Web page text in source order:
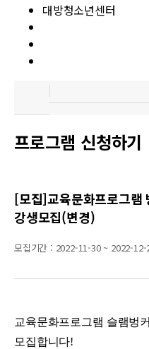
대방청소년센터
프로그램 신청하기
[모집]교육문화프로그
강생모집(변경)
모집기간 : 2022-11-30 ~ 2022-12-
교육문화프로그램 슬램벙
모집합니다!